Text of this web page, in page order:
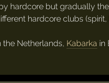
hardcore but gradually
hardcore clubs
the Netherlands, Kabarka in